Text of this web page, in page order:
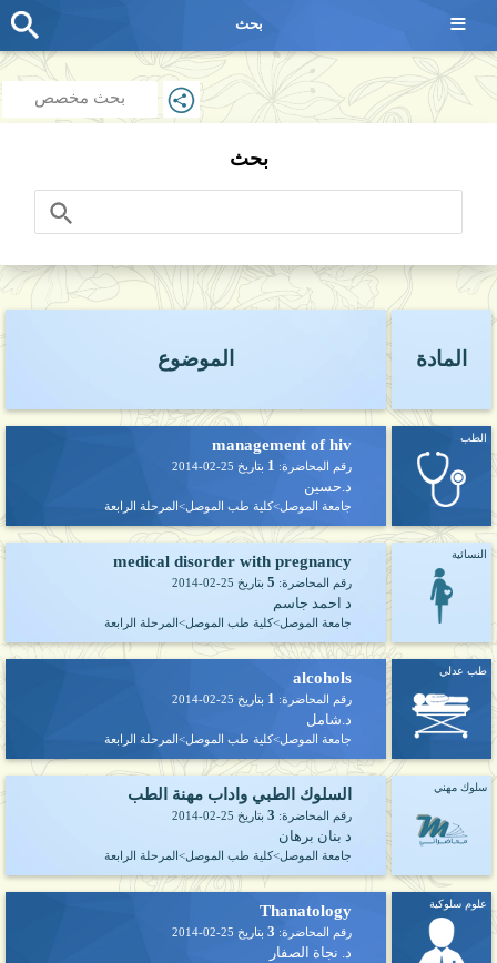
بحث مخصص
بحث
المادة الموضوع
الطب management of hiv
رقم المحاضرة: 1 بتاريخ 2014-02-25
د.حسين
جامعة الموصل>كلية طب الموصل>المرحلة الرابعة
النسائية medical disorder with pregnancy
رقم المحاضرة: 5بتاريخ 2014-02-25
د احمد جاسم
جامعة الموصل>كلية طب الموصل>المرحلة الرابعة
طب عدلي alcohols
رقم المحاضرة: 1 بتاريخ 2014-02-25
د.شامل
جامعة الموصل>كلية طب الموصل>المرحلة الرابعة
سلوك مهني السلوك الطبي واداب مهنة الطب
رقم المحاضرة: 3بتاريخ 2014-02-25
د بنان برهان
جامعة الموصل>كلية طب الموصل>المرحلة الرابعة
علوم سلوكية Thanatology
رقم المحاضرة: 3بتاريخ 2014-02-25
د. نجاة الصفار
≡ بحث